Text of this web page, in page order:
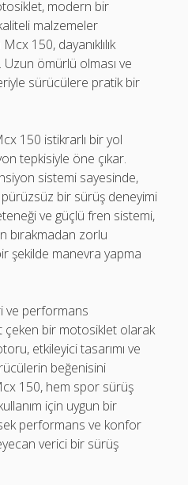
modern bir
malzemeler
150, dayanıklılık
Uzun ömürlü olması ve
sürücülere pratik bir
150 istikrarlı bir yol
tepkisiyle öne çıkar.
sistemi sayesinde,
bir sürüş deneyimi
ve güçlü fren sistemi,
bırakmadan zorlu
şekilde manevra yapma
ve performans
çeken bir motosiklet olarak
etkileyici tasarımı ve
beğenisini
150, hem spor sürüş
için uygun bir
performans ve konfor
verici bir sürüş